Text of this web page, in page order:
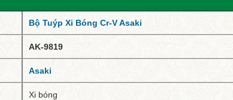
Bộ Tuýp Xi Bóng Cr-V Asaki
AK-9819
Asaki
Xi bóng